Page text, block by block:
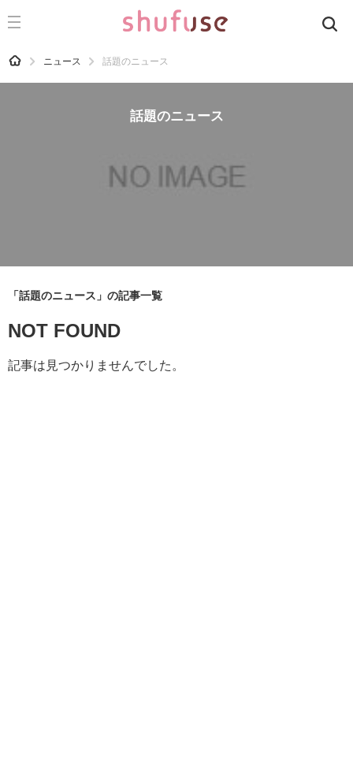
CATEGORY 記事カテゴリ
気になる
HOME ニュース 話題のニュース
話題のニュース
「話題のニュース」の記事一覧
NOT FOUND
記事は見つかりませんでした。